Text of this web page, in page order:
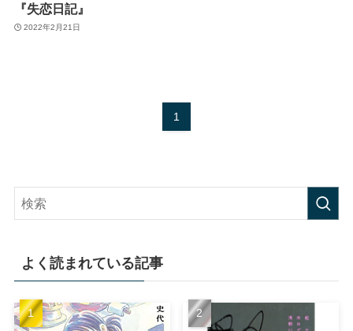
『失恋日記』
2022年2月21日
1
よく読まれている記事